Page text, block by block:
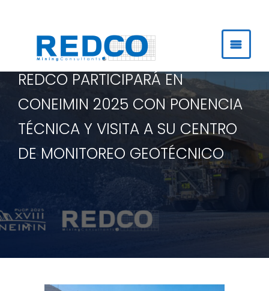
contenido
REDCO PARTICIPARÁ EN
CONEIMIN 2025 CON PONENCIA
TÉCNICA Y VISITA A SU CENTRO
DE MONITOREO GEOTÉCNICO